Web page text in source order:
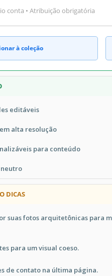
conta • Atribuição obrigatória
à coleção
editáveis
alta resolução
para conteúdo
DICAS
suas fotos arquitetônicas para
para um visual coeso.
de contato na última página.